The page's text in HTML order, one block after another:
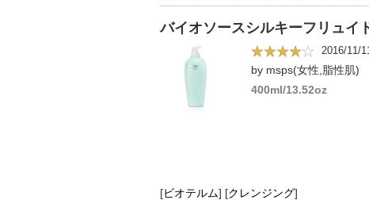
バイオソースシルキーフリュイ
2016/11/
by msps(女性,脂性肌)
400ml/13.52oz
[ビオテルム] [クレンジング]